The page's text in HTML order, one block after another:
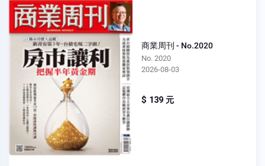
商業周刊 - No.2020
No. 2020
2026-08-03
$ 139 元